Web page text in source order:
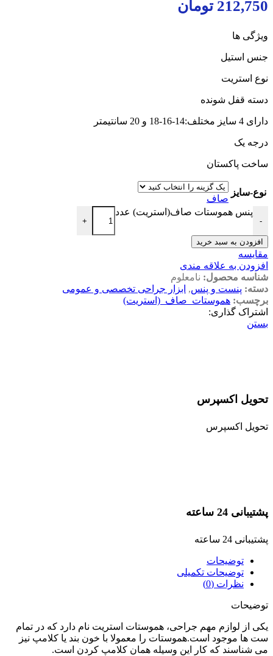
212,750 تومان
ویژگی ها
جنس استیل
نوع استریت
دسته قفل شونده
دارای 4 سایز مختلف:14-16-18 و 20 سانتیمتر
درجه یک
ساخت پاکستان
نوع-سایز
صاف
-
پنس هموستات صاف(استریت) عدد
+
افزودن به سبد خرید
مقایسه
افزودن به علاقه مندی
شناسه محصول: نامعلوم
دسته: پنست و پنس, ابزار جراحی تخصصی و عمومی
برچسب: هموستات_صاف_(استریت)
اشتراک گذاری:
بستن
تحویل اکسپرس
تحویل اکسپرس
پشتیبانی 24 ساعته
پشتیبانی 24 ساعته
توضیحات
توضیحات تکمیلی
نظرات (0)
توضیحات
یکی از لوازم مهم جراحی، هموستات استریت نام دارد که در تمام
ست ها موجود است.هموستات را معمولا با خون بند یا کلامپ نیز
می شناسند که کار این وسیله همان کلامپ کردن است.